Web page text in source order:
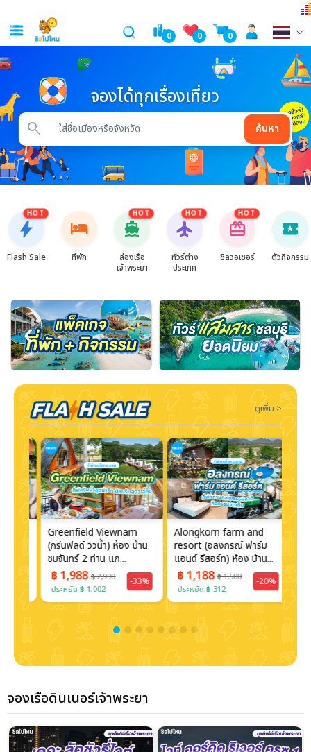
0 0 0
จองได้ทุกเรื่องเที่ยว
search ค้นหา
bolt
HOT
Flash Sale
hotel
ที่พัก
directions_boat
HOT
ล่องเรือ
เจ้าพระยา
flight
HOT
ทัวร์ต่าง
ประเทศ
card_giftcard
HOT
ชิลวอเชอร์
local_activity
ตั๋วกิจกรรม
‹ ›
ดูเพิ่ม >
Greenfield Viewnam
(กรีนฟิลด์ วิวน้ำ) ห้อง บ้าน
ชมจันทร์ 2 ท่าน แก...
฿ 1,988฿ 2,990
ประหยัด ฿ 1,002
-33%
Alongkorn farm and
resort (อลงกรณ์ ฟาร์ม
แอนด์ รีสอร์ท) ห้อง บ้าน...
฿ 1,188฿ 1,500
ประหยัด ฿ 312
-20%
เฮ้า
฿
จองเรือดินเนอร์เจ้าพระยา